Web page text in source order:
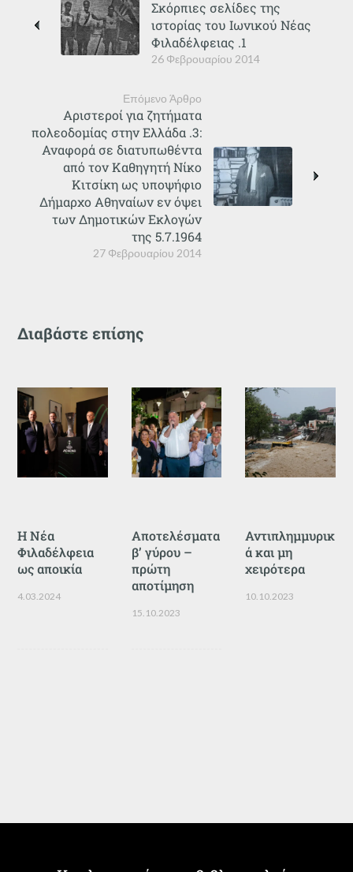
26 Φεβρουαρίου 2014
Σκόρπιες σελίδες της
ιστορίας του Ιωνικού Νέας
Φιλαδέλφειας .1
Επόμενο Άρθρο
27 Φεβρουαρίου 2014
Αριστεροί για ζητήματα
πολεοδομίας στην Ελλάδα .3:
Αναφορά σε διατυπωθέντα
από τον Καθηγητή Νίκο
Κιτσίκη ως υποψήφιο
Δήμαρχο Αθηναίων εν όψει
των Δημοτικών Εκλογών
της 5.7.1964
Διαβάστε επίσης
Η Νέα
Φιλαδέλφεια
ως αποικία
4.03.2024
Αποτελέσματα
β’ γύρου –
πρώτη
αποτίμηση
15.10.2023
Αντιπλημμυρικ
ά και μη
χειρότερα
10.10.2023